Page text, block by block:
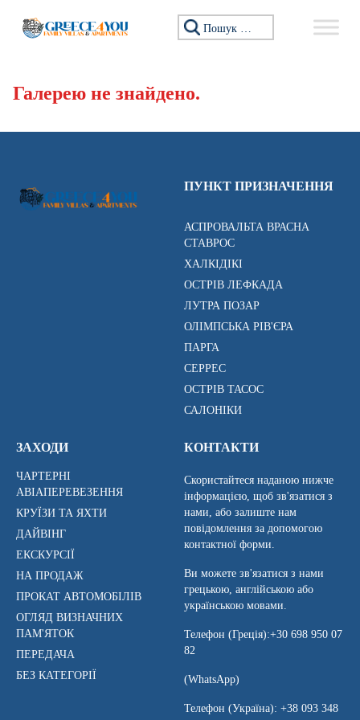
Пошук:
Галерею не знайдено.
ПУНКТ ПРИЗНАЧЕННЯ
АСПРОВАЛЬТА ВРАСНА
СТАВРОС
ХАЛКІДІКІ
ОСТРІВ ЛЕФКАДА
ЛУТРА ПОЗАР
ОЛІМПСЬКА РІВ'ЄРА
ПАРГА
СЕРРЕС
ОСТРІВ ТАСОС
САЛОНІКИ
ЗАХОДИ
ЧАРТЕРНІ
АВІАПЕРЕВЕЗЕННЯ
КРУЇЗИ ТА ЯХТИ
ДАЙВІНГ
ЕКСКУРСІЇ
НА ПРОДАЖ
ПРОКАТ АВТОМОБІЛІВ
ОГЛЯД ВИЗНАЧНИХ
ПАМ'ЯТОК
ПЕРЕДАЧА
БЕЗ КАТЕГОРІЇ
КОНТАКТИ
Скористайтеся наданою нижче
інформацією, щоб зв'язатися з
нами, або залиште нам
повідомлення за допомогою
контактної форми.
Ви можете зв'язатися з нами
грецькою, англійською або
українською мовами.
Телефон (Греція):+30 698 950 07
82
(WhatsApp)
Телефон (Україна): +38 093 348